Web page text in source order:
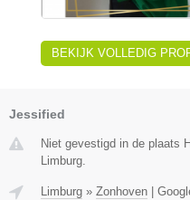
BEKIJK VOLLEDIG
Jessified
Niet gevestigd in de plaats
Limburg.
Limburg » Zonhoven |